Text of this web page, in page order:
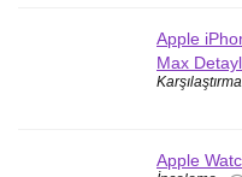
Apple
Max
Karşılaştırma
Apple